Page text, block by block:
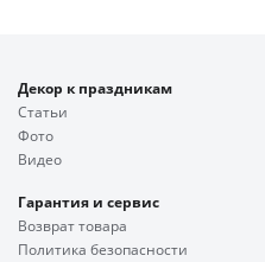
Декор к праздникам
Статьи
Фото
Видео
Гарантия и сервис
Возврат товара
Политика безопасности